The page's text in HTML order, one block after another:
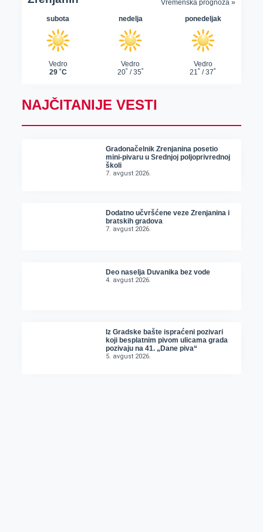
NAJČITANIJE VESTI
Gradonačelnik Zrenjanina posetio
mini-pivaru u Srednjoj poljoprivrednoj
školi
7. avgust 2026.
Dodatno učvršćene veze Zrenjanina i
bratskih gradova
7. avgust 2026.
Deo naselja Duvanika bez vode
4. avgust 2026.
Iz Gradske bašte ispraćeni pozivari
koji besplatnim pivom ulicama grada
pozivaju na 41. „Dane piva“
5. avgust 2026.